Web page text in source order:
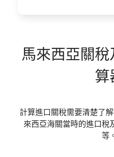
馬來西亞關
算
計算進口關稅需要清楚了
來西亞海關當時的進口稅
等